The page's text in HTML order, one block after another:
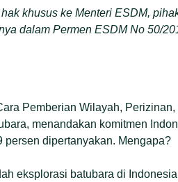
khusus ke Menteri ESDM,
dalam Permen ESDM No 50/
Pemberian Wilayah,
menandakan komitmen
dipertanyakan. Mengapa?
eksplorasi batubara di